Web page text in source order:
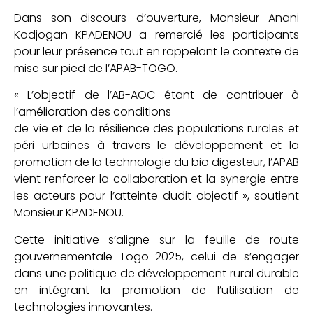
Dans son discours d’ouverture, Monsieur Anani
Kodjogan KPADENOU a remercié les participants
pour leur présence tout en rappelant le contexte de
mise sur pied de l’APAB-TOGO.
« L’objectif de l’AB-AOC étant de contribuer à
l’amélioration des conditions
de vie et de la résilience des populations rurales et
péri urbaines à travers le développement et la
promotion de la technologie du bio digesteur, l’APAB
vient renforcer la collaboration et la synergie entre
les acteurs pour l’atteinte dudit objectif », soutient
Monsieur KPADENOU.
Cette initiative s’aligne sur la feuille de route
gouvernementale Togo 2025, celui de s’engager
dans une politique de développement rural durable
en intégrant la promotion de l’utilisation de
technologies innovantes.